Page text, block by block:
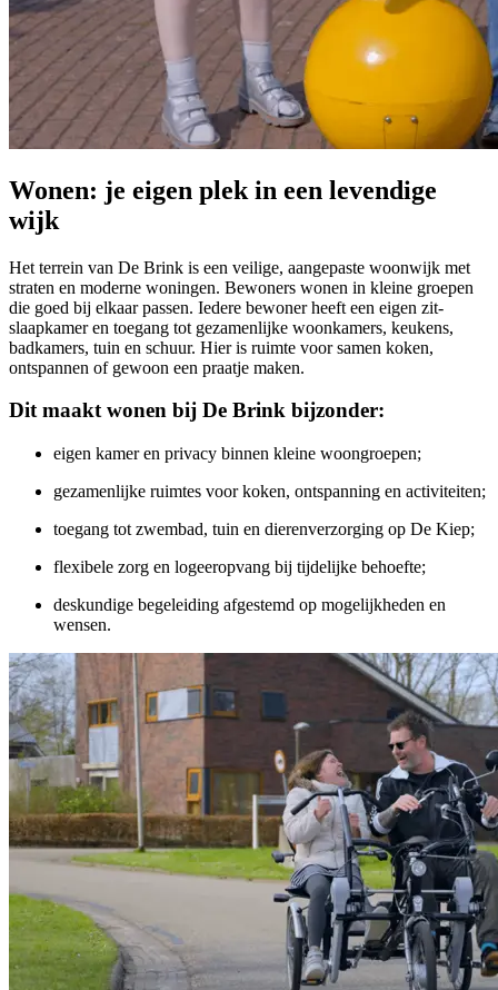
Wonen: je eigen plek in een levendige
wijk
Het terrein van De Brink is een veilige, aangepaste woonwijk met
straten en moderne woningen. Bewoners wonen in kleine groepen
die goed bij elkaar passen. Iedere bewoner heeft een eigen zit-
slaapkamer en toegang tot gezamenlijke woonkamers, keukens,
badkamers, tuin en schuur. Hier is ruimte voor samen koken,
ontspannen of gewoon een praatje maken.
Dit maakt wonen bij De Brink bijzonder:
eigen kamer en privacy binnen kleine woongroepen;
gezamenlijke ruimtes voor koken, ontspanning en activiteiten;
toegang tot zwembad, tuin en dierenverzorging op De Kiep;
flexibele zorg en logeeropvang bij tijdelijke behoefte;
deskundige begeleiding afgestemd op mogelijkheden en
wensen.